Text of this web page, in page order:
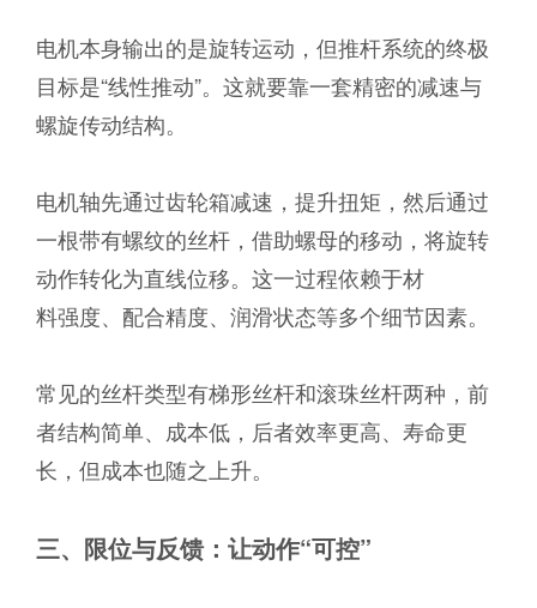
电机本身输出的是旋转运动，但推杆系统的终极
目标是“线性推动”。这就要靠一套精密的减速与
螺旋传动结构。
电机轴先通过齿轮箱减速，提升扭矩，然后通过
一根带有螺纹的丝杆，借助螺母的移动，将旋转
动作转化为直线位移。这一过程依赖于材
料强度、配合精度、润滑状态等多个细节因素。
常见的丝杆类型有梯形丝杆和滚珠丝杆两种，前
者结构简单、成本低，后者效率更高、寿命更
长，但成本也随之上升。
三、限位与反馈：让动作“可控”